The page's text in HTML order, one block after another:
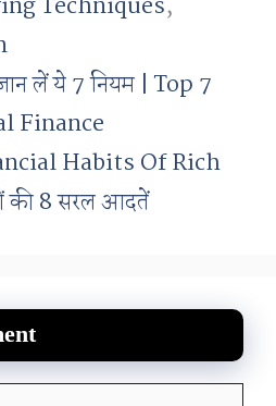
लें ये 7 नियम | Top 7
Finance
Habits Of Rich
की 8 सरल आदतें